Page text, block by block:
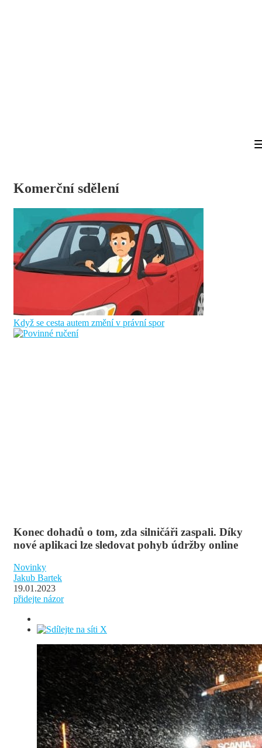
Konec dohadů o tom, zda silničáři zaspali. Díky
nové aplikaci lze sledovat pohyb údržby online
Novinky
Jakub Bartek
19.01.2023
přidejte názor
Komerční sdělení
Když se cesta autem změní v právní spor